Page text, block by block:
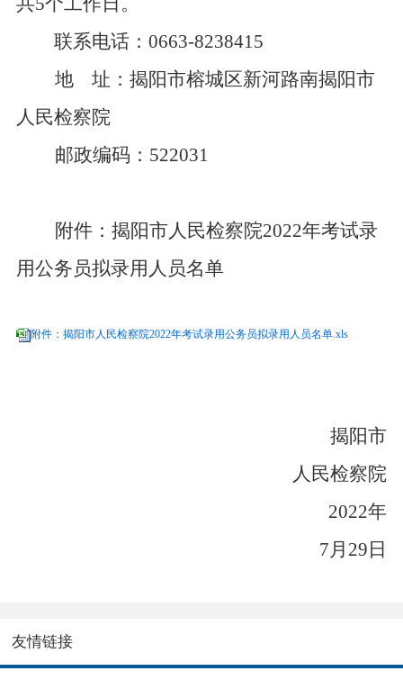
联系电话：0663-8238415
地
址：揭阳市榕城区新河路南揭阳市
人民检察院
邮政编码： 522031
附件：揭阳市人民检察院2022年考试录
用公务员拟录用人员名单
附件：揭阳市人民检察院2022年考试录用公务员拟录用人员名单.xls
揭阳市
人民检察院
2022年
7 月 29 日
友情链接